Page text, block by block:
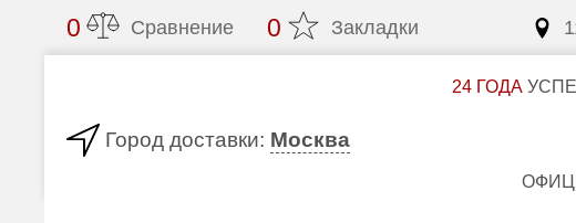
0 Сравнение 0 Закладки
Город доставки: Москва
24 ГОДА